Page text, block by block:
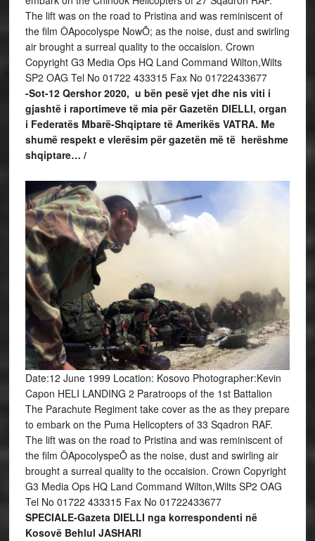
The lift was on the road to Pristina and was reminiscent of
the film ÔApocolyspe NowÕ; as the noise, dust and swirling
air brought a surreal quality to the occaision. Crown
Copyright G3 Media Ops HQ Land Command Wilton,Wilts
SP2 OAG Tel No 01722 433315 Fax No 01722433677
-Sot-12 Qershor 2020, u bën pesë vjet dhe nis viti i
gjashtë i raportimeve të mia për Gazetën DIELLI, organ
i Federatës Mbarë-Shqiptare të Amerikës VATRA. Me
shumë respekt e vlerësim për gazetën më të herëshme
shqiptare… /
Date:12 June 1999 Location: Kosovo Photographer:Kevin
Capon HELI LANDING 2 Paratroops of the 1st Battalion
The Parachute Regiment take cover as the as they prepare
to embark on the Puma Helicopters of 33 Sqadron RAF.
The lift was on the road to Pristina and was reminiscent of
the film ÔApocolyspeÕ as the noise, dust and swirling air
brought a surreal quality to the occaision. Crown Copyright
G3 Media Ops HQ Land Command Wilton,Wilts SP2 OAG
Tel No 01722 433315 Fax No 01722433677
SPECIALE-Gazeta DIELLI nga korrespondenti në
Kosovë Behlul JASHARI